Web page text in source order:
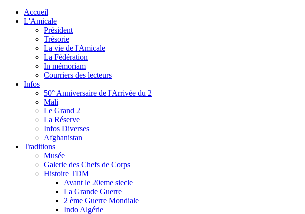
Accueil
L'Amicale
Président
Trésorie
La vie de l'Amicale
La Fédération
In mémoriam
Courriers des lecteurs
Infos
50° Anniversaire de l'Arrivée du 2
Mali
Le Grand 2
La Réserve
Infos Diverses
Afghanistan
Traditions
Musée
Galerie des Chefs de Corps
Histoire TDM
Avant le 20eme siecle
La Grande Guerre
2 ème Guerre Mondiale
Indo Algérie